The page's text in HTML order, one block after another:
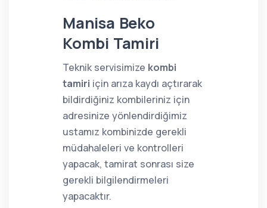
Manisa Beko
Kombi Tamiri
Teknik servisimize kombi
tamiri için arıza kaydı açtırarak
bildirdiğiniz kombileriniz için
adresinize yönlendirdiğimiz
ustamız kombinizde gerekli
müdahaleleri ve kontrolleri
yapacak, tamirat sonrası size
gerekli bilgilendirmeleri
yapacaktır.